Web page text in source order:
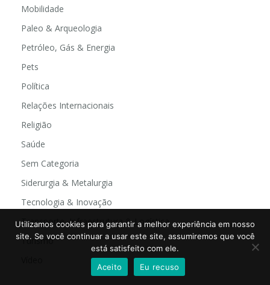
Mobilidade
Paleo & Arqueologia
Petróleo, Gás & Energia
Pets
Política
Relações Internacionais
Religião
Saúde
Sem Categoria
Siderurgia & Metalurgia
Tecnologia & Inovação
Transporte, Infraestrutura & Logística
Turismo
Utilizamos cookies para garantir a melhor experiência em nosso
site. Se você continuar a usar este site, assumiremos que você
está satisfeito com ele.
Aceito
Eu recuso